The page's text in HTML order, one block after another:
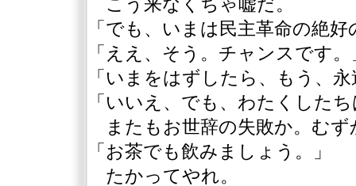
こう来なくちゃ嘘だ。
「でも、いまは民主革命の絶
「ええ、そう。チャンスです。
「いまをはずしたら、もう、
「いいえ、でも、わたくした
またもお世辞の失敗か。むず
「お茶でも飲みましょう。」
たかってやれ。